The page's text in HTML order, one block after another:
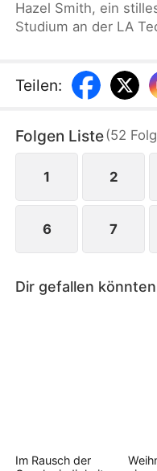
Hazel Smith, ein
Studium an der LA
– dem berüchtigten
Milliardärserbe –,
ihre Schulden.
Teilen:
Folgen Liste(52
1 2
6 7
Dir gefallen könnten
Im Rausch der